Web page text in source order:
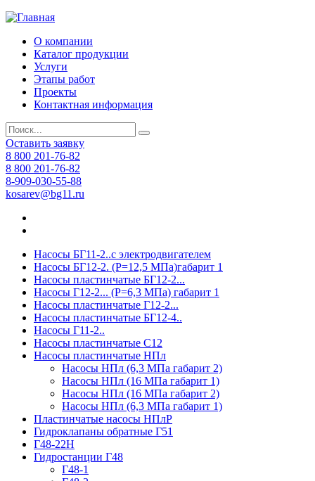
О компании
Каталог продукции
Услуги
Этапы работ
Проекты
Контактная информация
Оставить заявку
8 800 201-76-82
8 800 201-76-82
8-909-030-55-88
kosarev@bg11.ru
Насосы БГ11-2..с электродвигателем
Насосы БГ12-2. (Р=12,5 МПа)габарит 1
Насосы пластинчатые БГ12-2...
Насосы Г12-2... (Р=6,3 МПа) габарит 1
Насосы пластинчатые Г12-2...
Насосы пластинчатые БГ12-4..
Насосы Г11-2..
Насосы пластинчатые С12
Насосы пластинчатые НПл
Насосы НПл (6,3 МПа габарит 2)
Насосы НПл (16 МПа габарит 1)
Насосы НПл (16 МПа габарит 2)
Насосы НПл (6,3 МПа габарит 1)
Пластинчатые насосы НПлР
Гидроклапаны обратные Г51
Г48-22Н
Гидростанции Г48
Г48-1